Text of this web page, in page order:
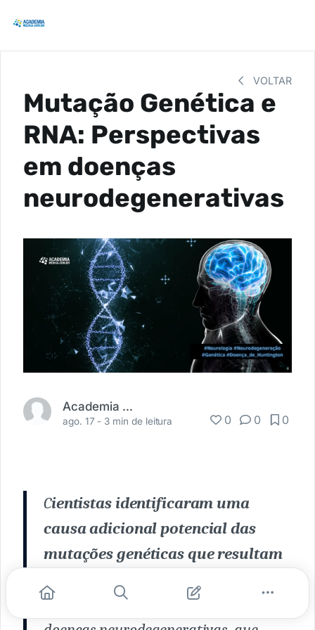
VOLTAR
Mutação Genética e
RNA: Perspectivas
em doenças
neurodegenerativas
Academia Médica
ago. 17 - 3 min de leitura 0 0 0
Cientistas identificaram uma
causa adicional potencial das
mutações genéticas que resultam
doença de Huntington (HD).